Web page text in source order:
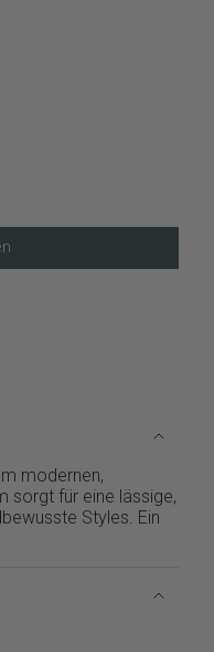
modernen,
sorgt für eine lässige,
Styles. Ein